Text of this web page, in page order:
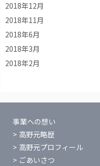
2018年12月
2018年11月
2018年6月
2018年3月
2018年2月
事業への想い
高野元略歴
高野元プロフィール
ごあいさつ